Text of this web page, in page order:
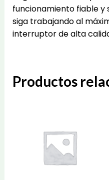
funcionamiento fiable y
siga trabajando al
interruptor de alta
Productos